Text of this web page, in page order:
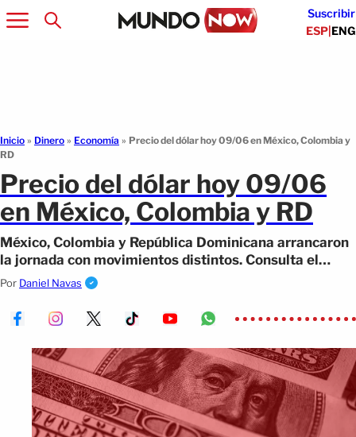
Suscribir
ESP|ENG
Inicio » Dinero » Economía » Precio del dólar hoy 09/06 en México, Colombia y
RD
Precio del dólar hoy 09/06
en México, Colombia y RD
México, Colombia y República Dominicana arrancaron
la jornada con movimientos distintos. Consulta el
precio del dólar hoy 09/06.
Por Daniel Navas